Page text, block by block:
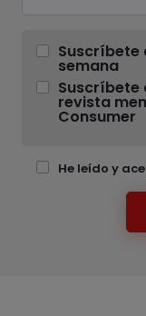
Suscríbete
semana
Suscríbete
revista
Consumer
He leído y